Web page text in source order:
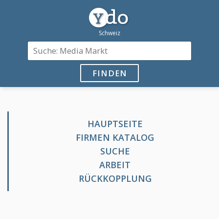
FINDEN
HAUPTSEITE
FIRMEN KATALOG
SUCHE
ARBEIT
RÜCKKOPPLUNG